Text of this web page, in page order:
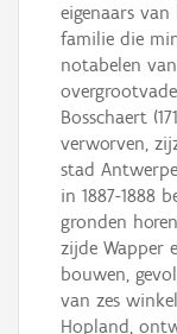
eigenaars van
familie die
notabelen
Bosschaert
verworven,
stad
in 1887-1888
gronden
zijde Wapper
bouwen,
van zes
Hopland,